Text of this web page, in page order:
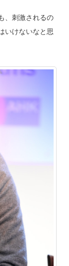
、刺激されるの
いけないなと思